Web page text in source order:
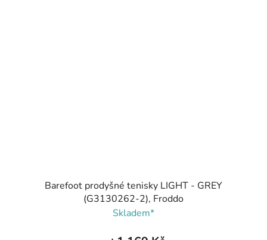
Barefoot prodyšné tenisky LIGHT - GREY
(G3130262-2), Froddo
Skladem*